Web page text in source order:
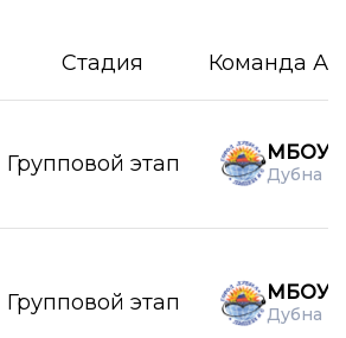
Стадия Команда А
Групповой этап МБОУ
Дубна
Групповой этап МБОУ
Дубна